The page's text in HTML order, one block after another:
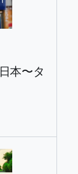
本〜タ